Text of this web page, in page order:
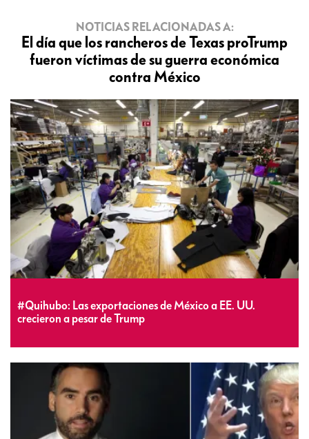
NOTICIAS RELACIONADAS A:
El día que los rancheros de Texas proTrump
fueron víctimas de su guerra económica
contra México
#Quihubo: Las exportaciones de México a EE. UU.
crecieron a pesar de Trump